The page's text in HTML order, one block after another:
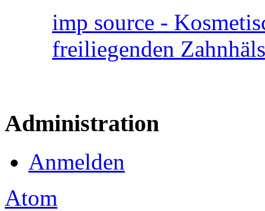
imp source -
freiliegenden
Administration
Anmelden
Atom